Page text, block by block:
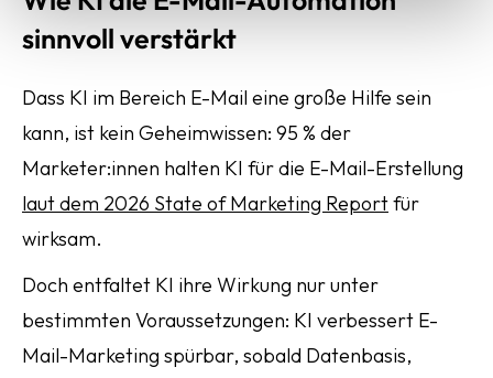
sinnvoll verstärkt
Dass KI im Bereich E-Mail eine große Hilfe sein
kann, ist kein Geheimwissen: 95 % der
Marketer:innen halten KI für die E-Mail-Erstellung
laut dem 2026 State of Marketing Reportfür
wirksam.
Doch entfaltet KI ihre Wirkung nur unter
bestimmten Voraussetzungen: KI verbessert E-
Mail-Marketing spürbar, sobald Datenbasis,